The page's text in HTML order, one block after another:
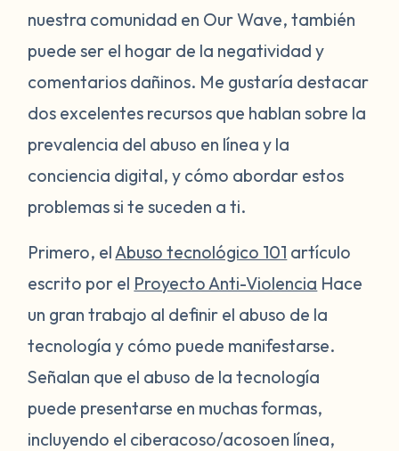
nuestra comunidad en Our Wave, también
puede ser el hogar de la negatividad y
comentarios dañinos. Me gustaría destacar
dos excelentes recursos que hablan sobre la
prevalencia del abuso en línea y la
conciencia digital, y cómo abordar estos
problemas si te suceden a ti.
Primero, el Abuso tecnológico 101 artículo
escrito por el Proyecto Anti-Violencia Hace
un gran trabajo al definir el abuso de la
tecnología y cómo puede manifestarse.
Señalan que el abuso de la tecnología
puede presentarse en muchas formas,
incluyendo el ciberacoso/acosoen línea,